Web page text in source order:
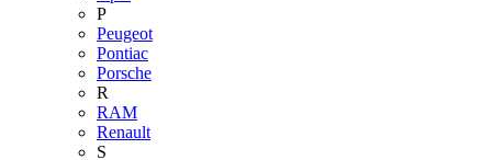
P
Peugeot
Pontiac
Porsche
R
RAM
Renault
S